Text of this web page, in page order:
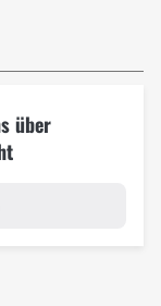
über